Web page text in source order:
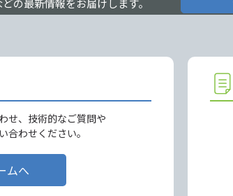
の最新情報をお届けします。
せ、技術的なご質問や
わせください。
ムへ